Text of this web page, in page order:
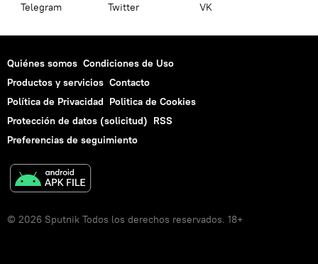
Telegram Twitter VK
Quiénes somos Condiciones de Uso
Productos y servicios Contacto
Política de Privacidad Politica de Cookies
Protección de datos (solicitud) RSS
Preferencias de seguimiento
© 2026 Sputnik Todos los derechos reservados. 18+